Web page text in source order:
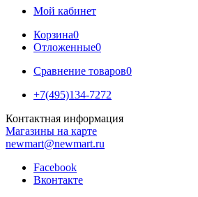
Мой кабинет
Корзина0
Отложенные0
Сравнение товаров0
+7(495)134-7272
Контактная информация
Магазины на карте
newmart@newmart.ru
Facebook
Вконтакте